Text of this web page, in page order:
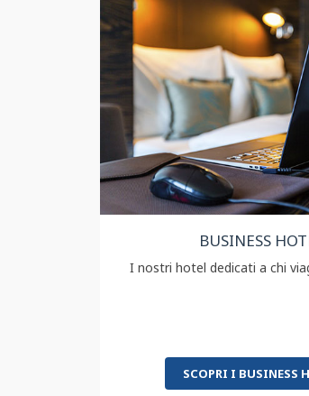
BUSINESS
I nostri hotel dedicati a chi
SCOPRI I BUSINESS